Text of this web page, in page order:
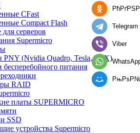
CFast
Compact Flash
серверов
Supermicro
PNY (Nvidia Quadro, Tesla, RTX)
питания
RAID
платы SUPERMICRO
SSD
устройства Supermicro
Telegram
Viber